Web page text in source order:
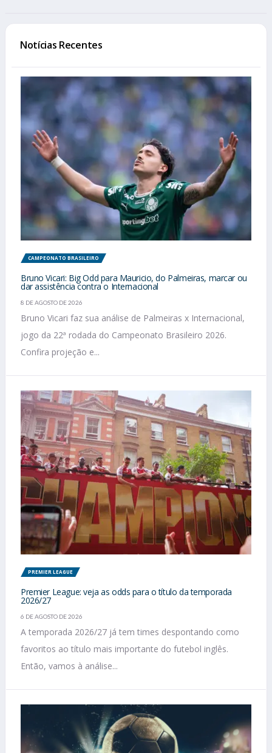
Notícias Recentes
CAMPEONATO BRASILEIRO
Bruno Vicari: Big Odd para Mauricio, do Palmeiras, marcar ou
dar assistência contra o Internacional
8 DE AGOSTO DE 2026
Bruno Vicari faz sua análise de Palmeiras x Internacional,
jogo da 22ª rodada do Campeonato Brasileiro 2026.
Confira projeção e...
PREMIER LEAGUE
Premier League: veja as odds para o título da temporada
2026/27
6 DE AGOSTO DE 2026
A temporada 2026/27 já tem times despontando como
favoritos ao título mais importante do futebol inglês.
Então, vamos à análise...